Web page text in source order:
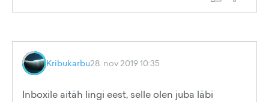
Kribukarbu28. nov 2019 10:35
Inboxile aitäh lingi eest, selle olen juba läbi